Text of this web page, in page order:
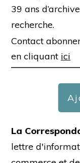
39 ans
recherche.
Contact
en cliquant ici
La
lettre